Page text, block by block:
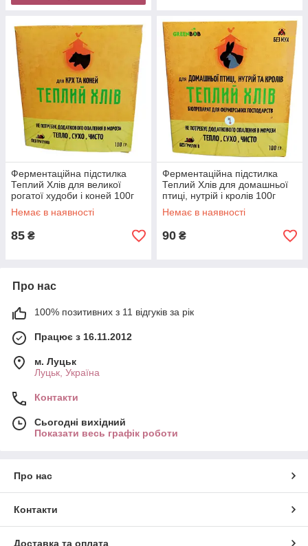
Ферментаційна підстилка
Теплий Хлів для великої
рогатої худоби і коней 100г
Немає в наявності
85 ₴
Ферментаційна підстилка
Теплий Хлів для домашньої
птиці, нутрій і кролів 100г
Немає в наявності
90 ₴
Про нас
100% позитивних з 11 відгуків за рік
Працює з 16.11.2012
м. Луцьк
Луцьк, Україна
Контакти
Сьогодні вихідний
Показати весь графік роботи
Про нас
Контакти
Доставка та оплата